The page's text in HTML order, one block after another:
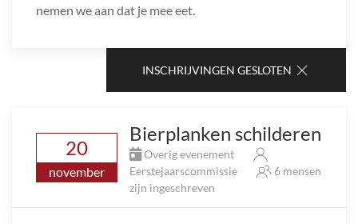
nemen we aan dat je mee eet.
INSCHRIJVINGEN GESLOTEN
20
november
Bierplanken schilderen
Overig evenement
Eerstejaarscommissie
6 mensen
zijn ingeschreven